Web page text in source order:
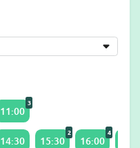
11:00
3
14:30 15:30
2
16:00
4